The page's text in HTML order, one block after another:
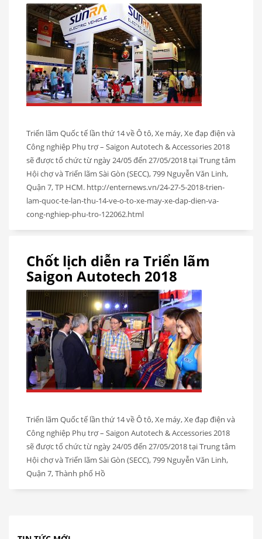
Triển lãm Quốc tế lần thứ 14 về Ô tô, Xe máy, Xe đạp điện và
Công nghiệp Phụ trợ – Saigon Autotech & Accessories 2018
sẽ được tổ chức từ ngày 24/05 đến 27/05/2018 tại Trung tâm
Hội chợ và Triển lãm Sài Gòn (SECC), 799 Nguyễn Văn Linh,
Quận 7, TP HCM. http://enternews.vn/24-27-5-2018-trien-
lam-quoc-te-lan-thu-14-ve-o-to-xe-may-xe-dap-dien-va-
cong-nghiep-phu-tro-122062.html
Chốt lịch diễn ra Triển lãm
Saigon Autotech 2018
Triển lãm Quốc tế lần thứ 14 về Ô tô, Xe máy, Xe đạp điện và
Công nghiệp Phụ trợ – Saigon Autotech & Accessories 2018
sẽ được tổ chức từ ngày 24/05 đến 27/05/2018 tại Trung tâm
Hội chợ và Triển lãm Sài Gòn (SECC), 799 Nguyễn Văn Linh,
Quận 7, Thành phố Hồ